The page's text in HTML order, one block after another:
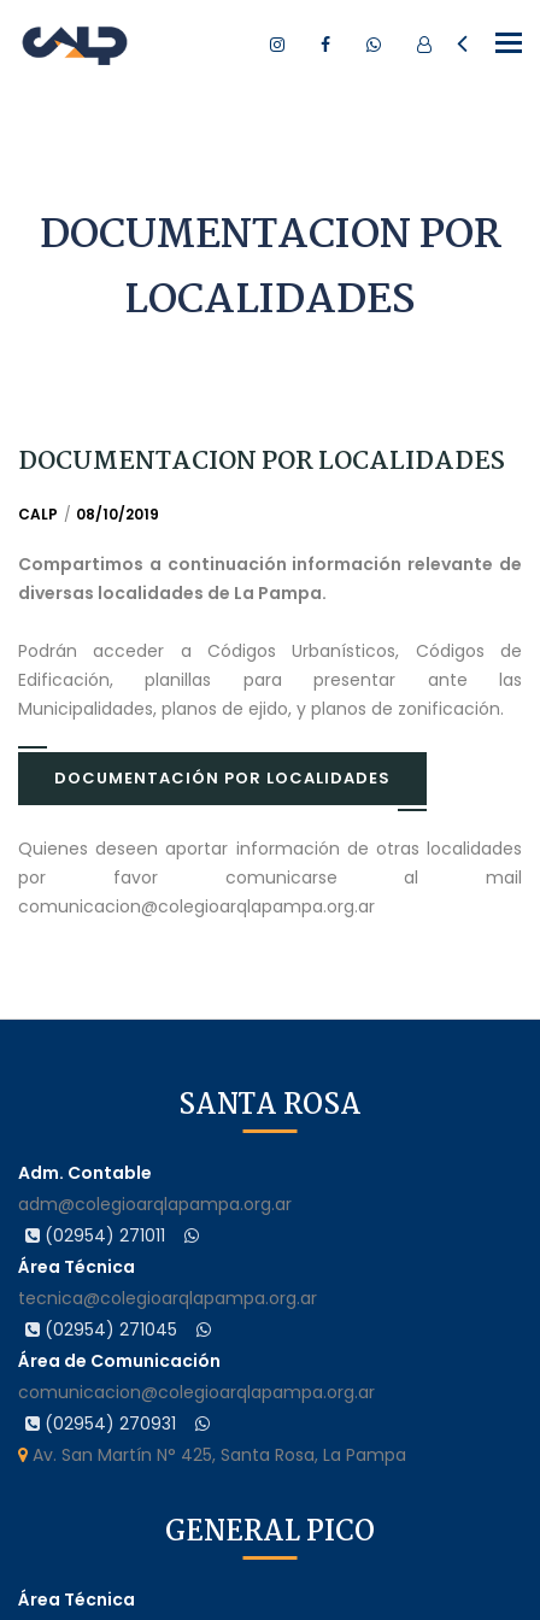
DOCUMENTACION POR
LOCALIDADES
DOCUMENTACION POR LOCALIDADES
CALP 08/10/2019
Compartimos a continuación información relevante de
diversas localidades de La Pampa.
Podrán acceder a Códigos Urbanísticos, Códigos de
Edificación, planillas para presentar ante las
Municipalidades, planos de ejido, y planos de zonificación.
DOCUMENTACIÓN POR LOCALIDADES
Quienes deseen aportar información de otras localidades
por favor comunicarse al mail
comunicacion@colegioarqlapampa.org.ar
SANTA ROSA
Adm. Contable
adm@colegioarqlapampa.org.ar
(02954) 271011
Área Técnica
tecnica@colegioarqlapampa.org.ar
(02954) 271045
Área de Comunicación
comunicacion@colegioarqlapampa.org.ar
(02954) 270931
Av. San Martín N° 425, Santa Rosa, La Pampa
GENERAL PICO
Área Técnica